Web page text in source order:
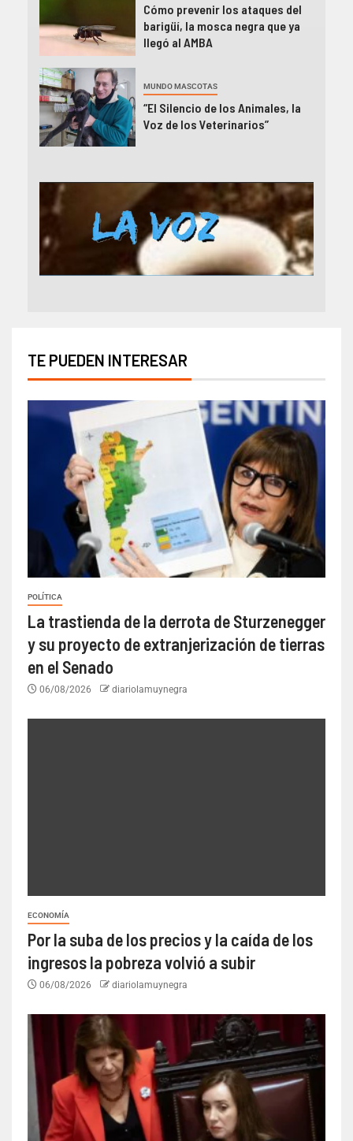
Cómo prevenir los ataques del
barigüí, la mosca negra que ya
llegó al AMBA
MUNDO MASCOTAS
“El Silencio de los Animales, la
Voz de los Veterinarios”
TE PUEDEN INTERESAR
POLÍTICA
La trastienda de la derrota de Sturzenegger
y su proyecto de extranjerización de tierras
en el Senado
06/08/2026 diariolamuynegra
ECONOMÍA
Por la suba de los precios y la caída de los
ingresos la pobreza volvió a subir
06/08/2026 diariolamuynegra